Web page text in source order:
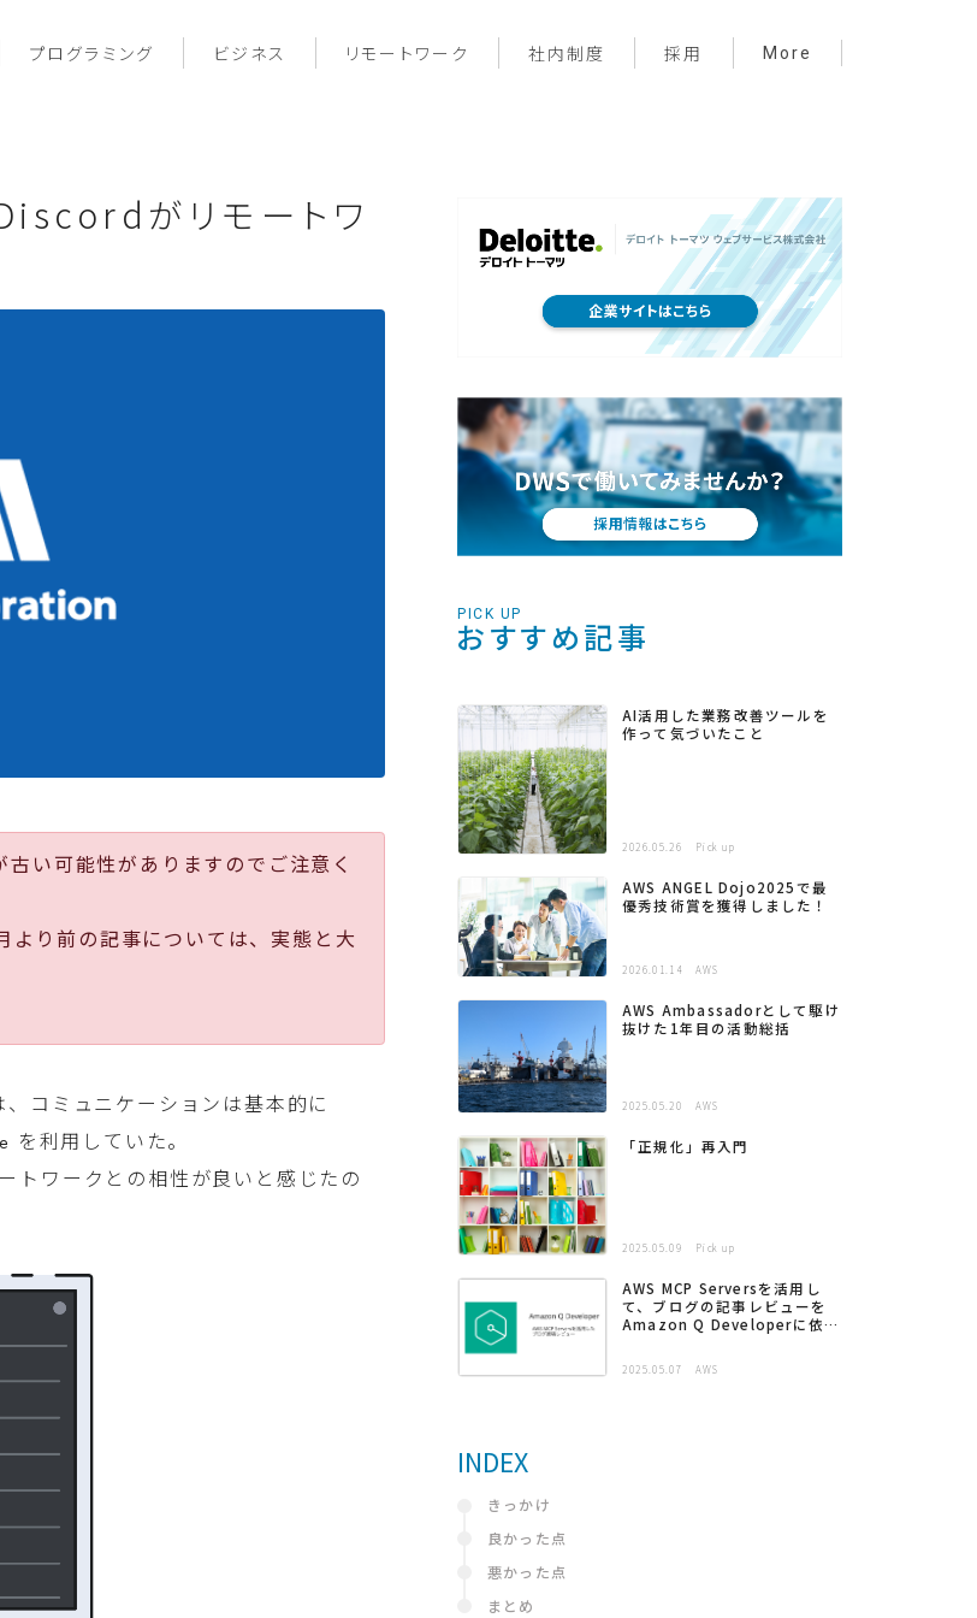
プログラミング ビジネス リモートワーク 社内制度 採用 More
サーバーレス
プライベート
メンバー紹介
がリモートワ
い可能性がありますのでご注意く
り前の記事については、実態と大
コミュニケーションは基本的に
を利用していた。
トワークとの相性が良いと感じたの
PICK UP
おすすめ記事
AI活用した業務改善ツールを
作って気づいたこと
2026.05.26 Pick up
AWS ANGEL Dojo2025で最
優秀技術賞を獲得しました！
2026.01.14 AWS
AWS Ambassadorとして駆け
抜けた1年目の活動総括
2025.05.20 AWS
「正規化」再入門
2025.05.09 Pick up
AWS MCP Serversを活用し
て、ブログの記事レビューを
Amazon Q Developerに依頼
2025.05.07 AWS
INDEX
きっかけ
良かった点
悪かった点
まとめ